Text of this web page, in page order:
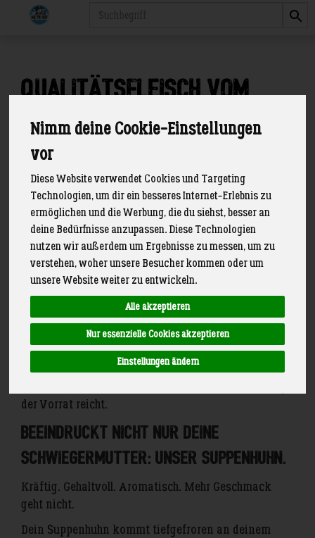
Nimm deine Cookie-Einstellungen
vor
Diese Website verwendet Cookies und Targeting
Technologien, um dir ein besseres Internet-Erlebnis zu
ermöglichen und die Werbung, die du siehst, besser an
deine Bedürfnisse anzupassen. Diese Technologien
nutzen wir außerdem um Ergebnisse zu messen, um zu
verstehen, woher unsere Besucher kommen oder um
unsere Website weiter zu entwickeln.
Alle akzeptieren
Nur essenzielle Cookies akzeptieren
Einstellungen ändern
Qualitätsfleisch vom
Meyn Hof 2 von 89
der Vorrat reicht.
Beeindruckt nicht nur deine
Schwiegermutter: unser Suppenhuhn.
Kräftig. Gehaltvoll. Aromatisch. Mehr Geschmack
geht nicht.
Dein Suppenhuhn kommt tiefgefroren an deinem